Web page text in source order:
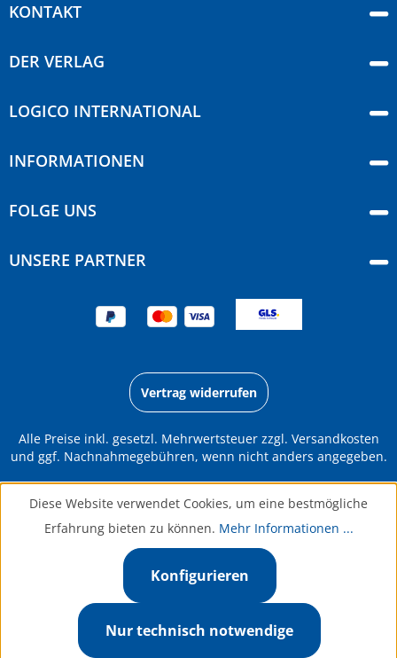
KONTAKT
DER VERLAG
LOGICO INTERNATIONAL
INFORMATIONEN
FOLGE UNS
UNSERE PARTNER
Vertrag widerrufen
Alle Preise inkl. gesetzl. Mehrwertsteuer zzgl. Versandkosten
und ggf. Nachnahmegebühren, wenn nicht anders angegeben.
Diese Website verwendet Cookies, um eine bestmögliche
Erfahrung bieten zu können. Mehr Informationen ...
Nur technisch notwendige
Konfigurieren